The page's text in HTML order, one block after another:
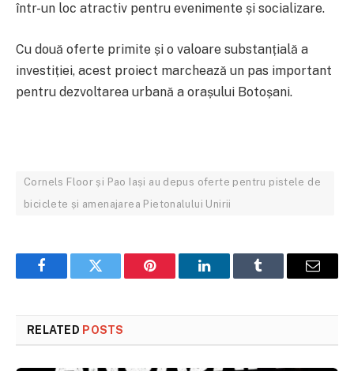
într-un loc atractiv pentru evenimente și socializare.
Cu două oferte primite și o valoare substanțială a
investiției, acest proiect marchează un pas important
pentru dezvoltarea urbană a orașului Botoșani.
Cornels Floor și Pao Iași au depus oferte pentru pistele de
biciclete și amenajarea Pietonalului Unirii
FacebookTwitter Pinterest LinkedInTumblr Email
RELATED POSTS